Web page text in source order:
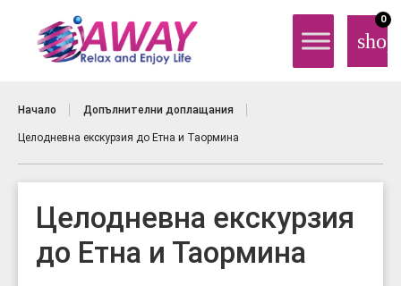
0
Начало Допълнителни доплащания
Целодневна екскурзия до Етна и Таормина
Целодневна екскурзия
до Етна и Таормина